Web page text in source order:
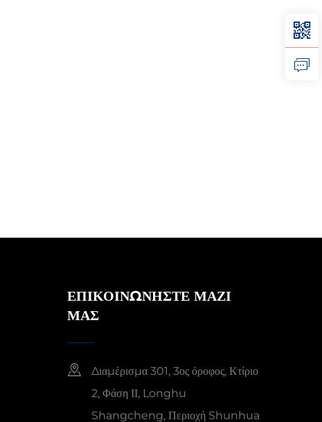
ΕΠΙΚΟΙΝΩΝΗΣΤΕ ΜΑΖΙ
ΜΑΣ
Διαμέρισμα 301, 3ος όροφος, Κτίριο
2, Φάση ΙΙ, Longhu
Shangcheng, Περιοχή Shunhua